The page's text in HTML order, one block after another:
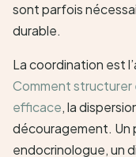
sont parfois
durable.
La coordination est
Comment structurer
efficace, la
découragement. Un
endocrinologue, un